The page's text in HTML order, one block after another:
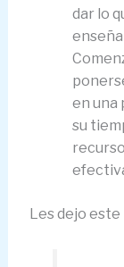
dar lo
en una
su
Les dejo